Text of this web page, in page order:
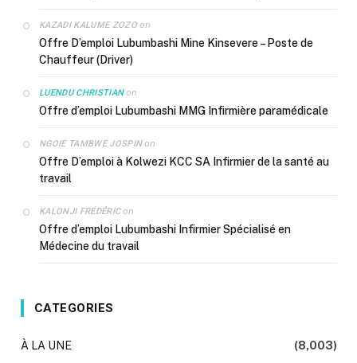
KAZADI KALUME ZOZOon
Offre D’emploi Lubumbashi Mine Kinsevere – Poste de
Chauffeur (Driver)
LUENDU CHRISTIANon
Offre d’emploi Lubumbashi MMG Infirmière paramédicale
NGOIE TAMBWE JOSPINon
Offre D’emploi à Kolwezi KCC SA Infirmier de la santé au
travail
KALONJI FRÉDÉRICon
Offre d’emploi Lubumbashi Infirmier Spécialisé en
Médecine du travail
CATEGORIES
À LA UNE
(8,003)